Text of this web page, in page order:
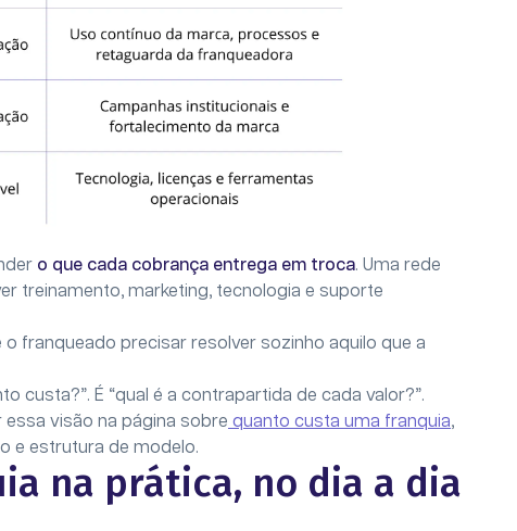
o que cada cobrança entrega em troca. Uma rede
treinamento, marketing, tecnologia e suporte
franqueado precisar resolver sozinho aquilo que a
custa?”. É “qual é a contrapartida de cada valor?”.
visão na página sobre quanto custa uma franquia,
e estrutura de modelo.
na prática, no dia a dia